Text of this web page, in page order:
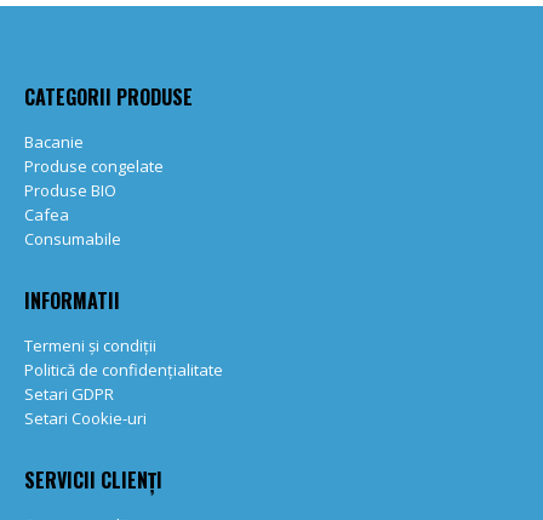
CATEGORII PRODUSE
Bacanie
Produse congelate
Produse BIO
Cafea
Consumabile
INFORMATII
Termeni și condiții
Politică de confidențialitate
Setari GDPR
Setari Cookie-uri
SERVICII CLIENȚI